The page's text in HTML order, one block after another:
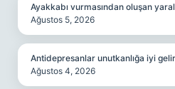
Ayakkabı vurmasından oluşan
Ağustos 5, 2026
Antidepresanlar unutkanlığa iyi
Ağustos 4, 2026